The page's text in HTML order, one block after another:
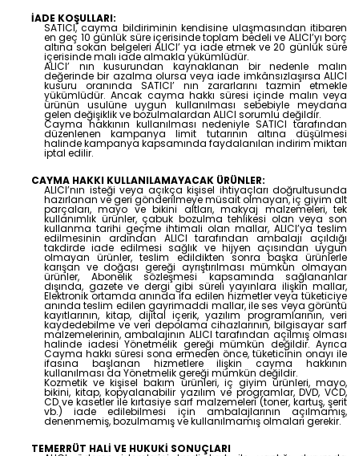
İADE KOŞULLARI:
SATICI, cayma bildiriminin kendisine ulaşmasından itibaren
en geç 10 günlük süre içerisinde toplam bedeli ve ALICI’yı borç
altına sokan belgeleri ALICI’ ya iade etmek ve 20 günlük süre
içerisinde malı iade almakla yükümlüdür.
ALICI’ nın kusurundan kaynaklanan bir nedenle malın
değerinde bir azalma olursa veya iade imkânsızlaşırsa ALICI
kusuru oranında SATICI’ nın zararlarını tazmin etmekle
yükümlüdür. Ancak cayma hakkı süresi içinde malın veya
ürünün usulüne uygun kullanılması sebebiyle meydana
gelen değişiklik ve bozulmalardan ALICI sorumlu değildir.
Cayma hakkının kullanılması nedeniyle SATICI tarafından
düzenlenen kampanya limit tutarının altına düşülmesi
halinde kampanya kapsamında faydalanılan indirim miktarı
iptal edilir.
CAYMA HAKKI KULLANILAMAYACAK ÜRÜNLER:
ALICI’nın isteği veya açıkça kişisel ihtiyaçları doğrultusunda
hazırlanan ve geri gönderilmeye müsait olmayan, iç giyim alt
parçaları, mayo ve bikini altları, makyaj malzemeleri, tek
kullanımlık ürünler, çabuk bozulma tehlikesi olan veya son
kullanma tarihi geçme ihtimali olan mallar, ALICI’ya teslim
edilmesinin ardından ALICI tarafından ambalajı açıldığı
takdirde iade edilmesi sağlık ve hijyen açısından uygun
olmayan ürünler, teslim edildikten sonra başka ürünlerle
karışan ve doğası gereği ayrıştırılması mümkün olmayan
ürünler, Abonelik sözleşmesi kapsamında sağlananlar
dışında, gazete ve dergi gibi süreli yayınlara ilişkin mallar,
Elektronik ortamda anında ifa edilen hizmetler veya tüketiciye
anında teslim edilen gayrimaddi mallar, ile ses veya görüntü
kayıtlarının, kitap, dijital içerik, yazılım programlarının, veri
kaydedebilme ve veri depolama cihazlarının, bilgisayar sarf
malzemelerinin, ambalajının ALICI tarafından açılmış olması
halinde iadesi Yönetmelik gereği mümkün değildir. Ayrıca
Cayma hakkı süresi sona ermeden önce, tüketicinin onayı ile
ifasına başlanan hizmetlere ilişkin cayma hakkının
kullanılması da Yönetmelik gereği mümkün değildir.
Kozmetik ve kişisel bakım ürünleri, iç giyim ürünleri, mayo,
bikini, kitap, kopyalanabilir yazılım ve programlar, DVD, VCD,
CD ve kasetler ile kırtasiye sarf malzemeleri (toner, kartuş, şerit
vb.) iade edilebilmesi için ambalajlarının açılmamış,
denenmemiş, bozulmamış ve kullanılmamış olmaları gerekir.
TEMERRÜT HALİ VE HUKUKİ SONUÇLARI